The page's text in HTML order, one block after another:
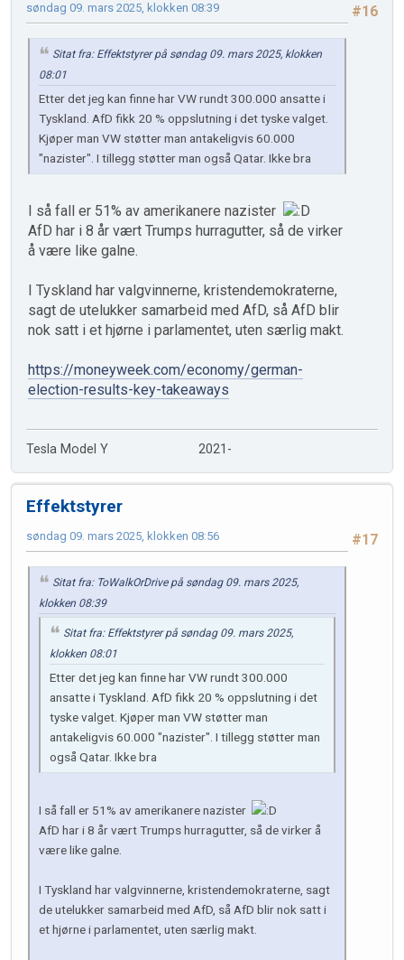
#16
søndag 09. mars 2025, klokken 08:39
Sitat fra: Effektstyrer på søndag 09. mars 2025, klokken
08:01
Etter det jeg kan finne har VW rundt 300.000 ansatte i
Tyskland. AfD fikk 20 % oppslutning i det tyske valget.
Kjøper man VW støtter man antakeligvis 60.000
"nazister". I tillegg støtter man også Qatar. Ikke bra
I så fall er 51% av amerikanere nazister
AfD har i 8 år vært Trumps hurragutter, så de virker
å være like galne.
I Tyskland har valgvinnerne, kristendemokraterne,
sagt de utelukker samarbeid med AfD, så AfD blir
nok satt i et hjørne i parlamentet, uten særlig makt.
https://moneyweek.com/economy/german-
election-results-key-takeaways
Tesla Model Y 2021-
Effektstyrer
#17
søndag 09. mars 2025, klokken 08:56
Sitat fra: ToWalkOrDrive på søndag 09. mars 2025,
klokken 08:39
Sitat fra: Effektstyrer på søndag 09. mars 2025,
klokken 08:01
Etter det jeg kan finne har VW rundt 300.000
ansatte i Tyskland. AfD fikk 20 % oppslutning i det
tyske valget. Kjøper man VW støtter man
antakeligvis 60.000 "nazister". I tillegg støtter man
også Qatar. Ikke bra
I så fall er 51% av amerikanere nazister
AfD har i 8 år vært Trumps hurragutter, så de virker å
være like galne.
I Tyskland har valgvinnerne, kristendemokraterne, sagt
de utelukker samarbeid med AfD, så AfD blir nok satt i
et hjørne i parlamentet, uten særlig makt.